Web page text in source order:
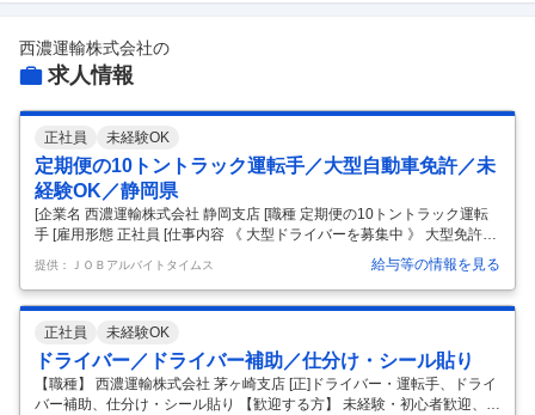
西濃運輸株式会社の
求人情報
正社員 未経験OK
定期便の10トントラック運転手／大型自動車免許／未
経験OK／静岡県
[企業名 西濃運輸株式会社 静岡支店 [職種 定期便の10トントラック運転
手 [雇用形態 正社員 [仕事内容 《 大型ドライバーを募集中 》 大型免許が
あればOK◎ 研修中は先輩ドライバーへ横乗りし、 安全に走行できるよ
うに 運転を覚えていってくださいね！ ＊カンガルー便の10トントラッ
クを使用 ＊企業間物流がメインで、 個人宅への配送ほぼなし 《 入社後
の大型免許取得OK 》 普通自動車免許（AT限定可）があれば応募OK！
入社後の横乗り研修期間中に、 勤務時間内で免許取得を目指せます！ 学
科の時間や実習の時間は自動車学校へ通い、 それ以外の時間は横乗り研
修を行います。 ･もちろん、免許費用…
提供：ＪＯＢアルバイトタイムス 給与等の情報を見る
正社員 未経験OK
ドライバー／ドライバー補助／仕分け・シール貼り
【職種】 西濃運輸株式会社 茅ヶ崎支店 [正]ドライバー・運転手、ドライ
バー補助、仕分け・シール貼り 【歓迎する方】 未経験・初心者歓迎、経